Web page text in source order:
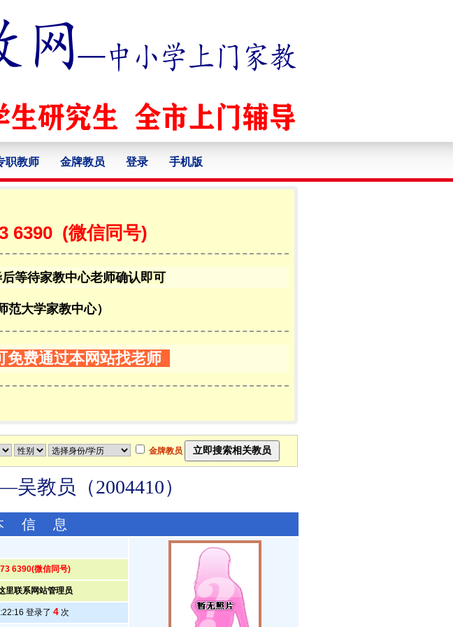
职教师 金牌教员 登录 手机版
6390(微信同号)
后等待家教中心老师确认即可
大学家教中心）
费通过本网站找老师
金牌教员
教员（2004410）
信 息
6390(微信同号)
登录了 4次